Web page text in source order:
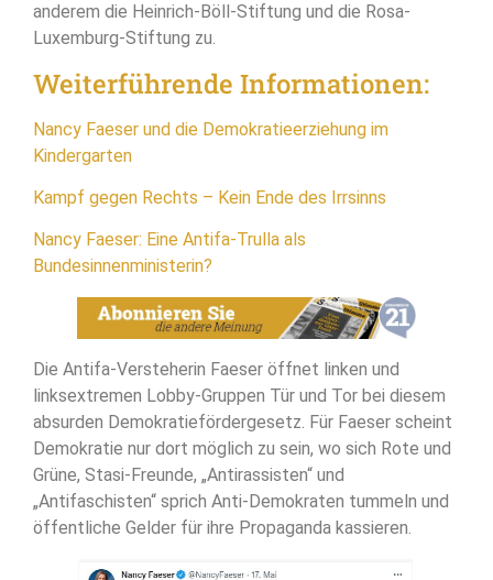
anderem die Heinrich-Böll-Stiftung und die Rosa-
Luxemburg-Stiftung zu.
Weiterführende Informationen:
Nancy Faeser und die Demokratieerziehung im
Kindergarten
Kampf gegen Rechts – Kein Ende des Irrsinns
Nancy Faeser: Eine Antifa-Trulla als
Bundesinnenministerin?
Die Antifa-Versteherin Faeser öffnet linken und
linksextremen Lobby-Gruppen Tür und Tor bei diesem
absurden Demokratiefördergesetz. Für Faeser scheint
Demokratie nur dort möglich zu sein, wo sich Rote und
Grüne, Stasi-Freunde, „Antirassisten“ und
„Antifaschisten“ sprich Anti-Demokraten tummeln und
öffentliche Gelder für ihre Propaganda kassieren.